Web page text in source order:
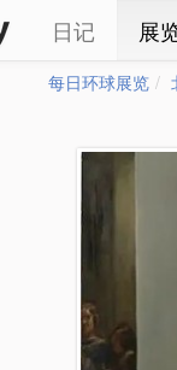
日记 展
每日环球展览